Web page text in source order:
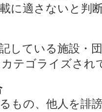
に適さないと判
している施設・
テゴライズされ
もの、他人を誹